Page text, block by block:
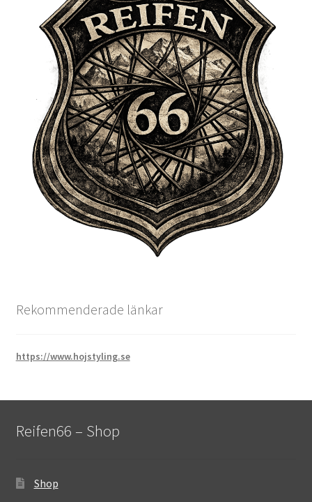
Rekommenderade länkar
https://www.hojstyling.se
Reifen66 – Shop
Shop